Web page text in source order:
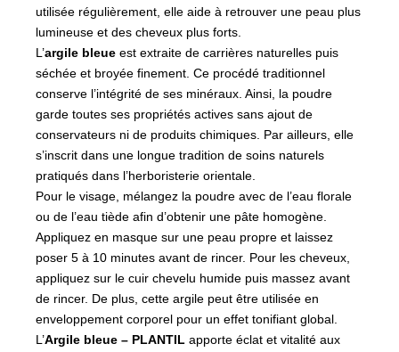
utilisée régulièrement, elle aide à retrouver une peau plus
lumineuse et des cheveux plus forts.
L’argile bleue est extraite de carrières naturelles puis
séchée et broyée finement. Ce procédé traditionnel
conserve l’intégrité de ses minéraux. Ainsi, la poudre
garde toutes ses propriétés actives sans ajout de
conservateurs ni de produits chimiques. Par ailleurs, elle
s’inscrit dans une longue tradition de soins naturels
pratiqués dans l’herboristerie orientale.
Pour le visage, mélangez la poudre avec de l’eau florale
ou de l’eau tiède afin d’obtenir une pâte homogène.
Appliquez en masque sur une peau propre et laissez
poser 5 à 10 minutes avant de rincer. Pour les cheveux,
appliquez sur le cuir chevelu humide puis massez avant
de rincer. De plus, cette argile peut être utilisée en
enveloppement corporel pour un effet tonifiant global.
L’Argile bleue – PLANTIL apporte éclat et vitalité aux